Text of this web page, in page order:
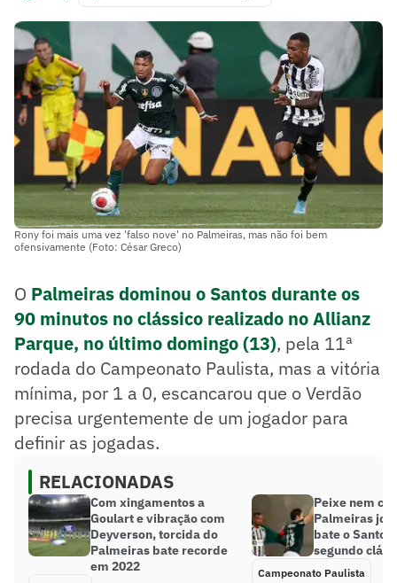
Rony foi mais uma vez 'falso nove' no Palmeiras, mas não foi bem
ofensivamente (Foto: César Greco)
O Palmeiras dominou o Santos durante os
90 minutos no clássico realizado no Allianz
Parque, no último domingo (13), pela 11ª
rodada do Campeonato Paulista, mas a vitória
mínima, por 1 a 0, escancarou que o Verdão
precisa urgentemente de um jogador para
definir as jogadas.
RELACIONADAS
Com xingamentos a
Goulart e vibração com
Deyverson, torcida do
Palmeiras bate recorde
em 2022
Peixe nem
Palmeiras
bate o Santos
segundo
Campeonato Paulista